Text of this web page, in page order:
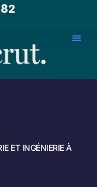
ET INGÉNIERIE À